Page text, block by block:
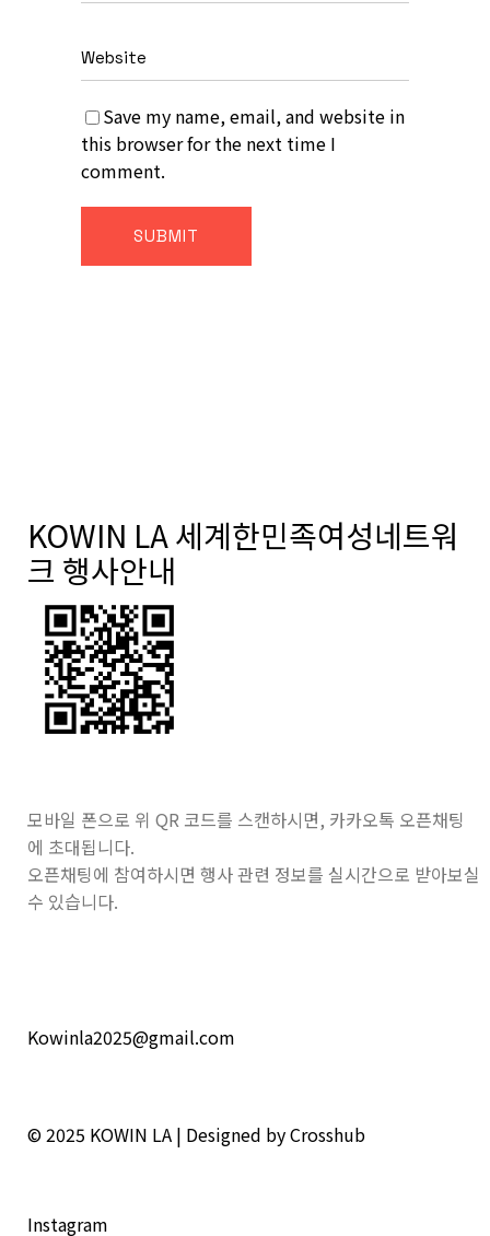
Save my name, email, and website in
this browser for the next time I
comment.
KOWIN LA 세계한민족여성네트워
크 행사안내
모바일 폰으로 위 QR 코드를 스캔하시면, 카카오톡 오픈채팅
에 초대됩니다.
오픈채팅에 참여하시면 행사 관련 정보를 실시간으로 받아보실
수 있습니다.
Kowinla2025@gmail.com
© 2025 KOWIN LA | Designed by Crosshub
Instagram